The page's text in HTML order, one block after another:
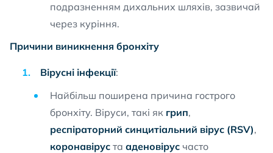
подразненням дихальних шляхів, зазвичай
через куріння.
Причини виникнення бронхіту
Вірусні інфекції:
Найбільш поширена причина гострого
бронхіту. Віруси, такі як грип,
респіраторний синцитіальний вірус (RSV),
коронавірус та аденовірус часто